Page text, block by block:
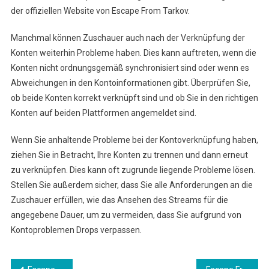
der offiziellen Website von Escape From Tarkov.
Manchmal können Zuschauer auch nach der Verknüpfung der
Konten weiterhin Probleme haben. Dies kann auftreten, wenn die
Konten nicht ordnungsgemäß synchronisiert sind oder wenn es
Abweichungen in den Kontoinformationen gibt. Überprüfen Sie,
ob beide Konten korrekt verknüpft sind und ob Sie in den richtigen
Konten auf beiden Plattformen angemeldet sind.
Wenn Sie anhaltende Probleme bei der Kontoverknüpfung haben,
ziehen Sie in Betracht, Ihre Konten zu trennen und dann erneut
zu verknüpfen. Dies kann oft zugrunde liegende Probleme lösen.
Stellen Sie außerdem sicher, dass Sie alle Anforderungen an die
Zuschauer erfüllen, wie das Ansehen des Streams für die
angegebene Dauer, um zu vermeiden, dass Sie aufgrund von
Kontoproblemen Drops verpassen.